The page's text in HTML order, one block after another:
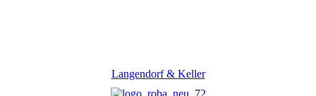
Langendorf & Keller